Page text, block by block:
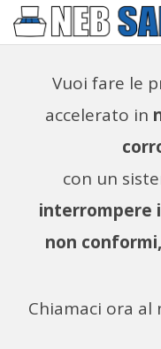
Perché Nebbia salina
Laboratorio accreditato
Vuoi fare le
accelerato in
con un
interrompere
non conformi,
Chiamaci ora al